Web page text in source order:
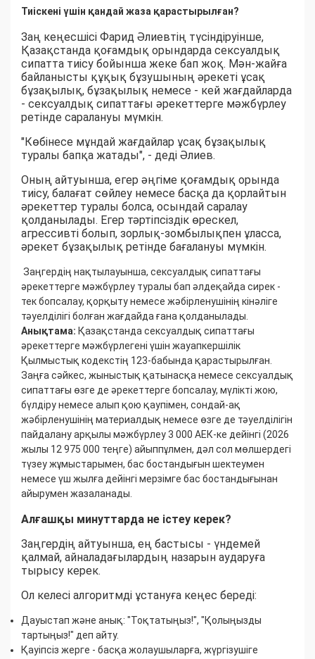
Тиіскені үшін қандай жаза қарастырылған?
Заң кеңесшісі Фарид Әлиевтің түсіндіруінше,
Қазақстанда қоғамдық орындарда сексуалдық
сипатта тиісу бойынша жеке бап жоқ. Мән-жайға
байланысты құқық бұзушының әрекеті ұсақ
бұзақылық, бұзақылық немесе - кей жағдайларда
- сексуалдық сипаттағы әрекеттерге мәжбүрлеу
ретінде саралануы мүмкін.
"Көбінесе мұндай жағдайлар ұсақ бұзақылық
туралы бапқа жатады", - деді Әлиев.
Оның айтуынша, егер әңгіме қоғамдық орында
тиісу, балағат сөйлеу немесе басқа да қорлайтын
әрекеттер туралы болса, осындай саралау
қолданылады. Егер тәртіпсіздік өрескел,
агрессивті болып, зорлық-зомбылықпен ұласса,
әрекет бұзақылық ретінде бағалануы мүмкін.
Заңгердің нақтылауынша, сексуалдық сипаттағы
әрекеттерге мәжбүрлеу туралы бап әлдеқайда сирек -
тек бопсалау, қорқыту немесе жәбірленушінің кінәліге
тәуелділігі болған жағдайда ғана қолданылады.
Анықтама: Қазақстанда сексуалдық сипаттағы
әрекеттерге мәжбүрлегені үшін жауапкершілік
Қылмыстық кодекстің 123-бабында қарастырылған.
Заңға сәйкес, жыныстық қатынасқа немесе сексуалдық
сипаттағы өзге де әрекеттерге бопсалау, мүлікті жою,
бүлдіру немесе алып қою қаупімен, сондай-ақ
жәбірленушінің материалдық немесе өзге де тәуелділігін
пайдалану арқылы мәжбүрлеу 3 000 АЕК-ке дейінгі (2026
жылы 12 975 000 теңге) айыппұлмен, дәл сол мөлшердегі
түзеу жұмыстарымен, бас бостандығын шектеумен
немесе үш жылға дейінгі мерзімге бас бостандығынан
айырумен жазаланады.
Алғашқы минуттарда не істеу керек?
Заңгердің айтуынша, ең бастысы - үндемей
қалмай, айналадағылардың назарын аударуға
тырысу керек.
Ол келесі алгоритмді ұстануға кеңес береді:
Дауыстап және анық: "Тоқтатыңыз!", "Қолыңызды
тартыңыз!" деп айту.
Қауіпсіз жерге - басқа жолаушыларға, жүргізушіге